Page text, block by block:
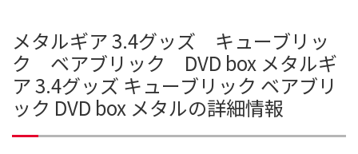
メタルギア 3.4グッズ キューブリッ
ク ベアブリック DVD box メタルギ
ア 3.4グッズ キューブリック ベアブリ
ック DVD box メタルの詳細情報